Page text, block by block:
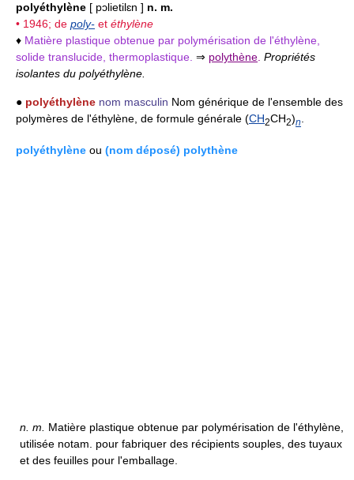
polyéthylène [ pɔlietilɛn ] n. m.
• 1946; de poly- et éthylène
♦ Matière plastique obtenue par polymérisation de l'éthylène,
solide translucide, thermoplastique. ⇒ polythène Propriétés
isolantes du polyéthylène.
● polyéthylène nom masculin Nom générique de l'ensemble des
polymères de l'éthylène, de formule générale (CH2CH2)n
polyéthylène ou (nom déposé) polythène
n. m.
Matière plastique obtenue par polymérisation de l'éthylène,
utilisée notam. pour fabriquer des récipients souples, des tuyaux
et des feuilles pour l'emballage.